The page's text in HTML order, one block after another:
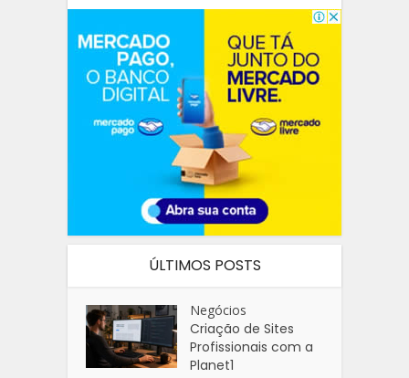
ÚLTIMOS POSTS
Negócios
Criação de Sites
Profissionais com a
Planet1